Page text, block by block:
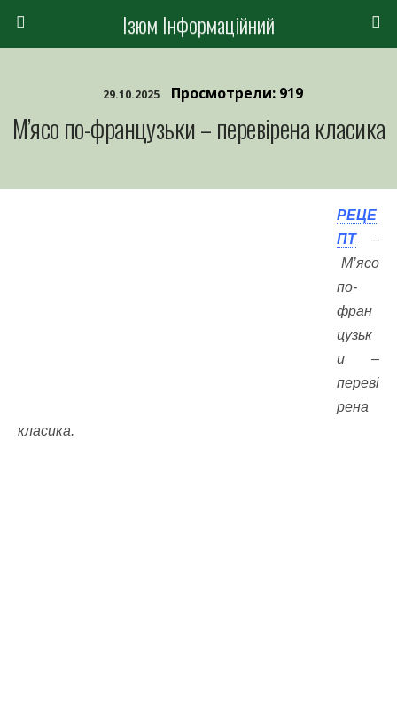
Ізюм Інформаційний
29.10.2025 Просмотрели: 919
М’ясо по-французьки – перевірена класика
РЕЦЕ
ПТ–
М’ясо
по-
фран
цузьк
и –
переві
рена
класика.